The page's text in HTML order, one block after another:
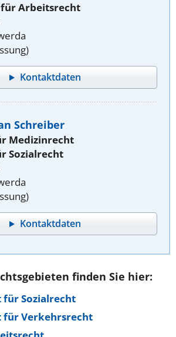
Arbeitsrecht
Kontaktdaten
Schreiber
Medizinrecht
Sozialrecht
Kontaktdaten
finden Sie hier:
für Sozialrecht
für Verkehrsrecht